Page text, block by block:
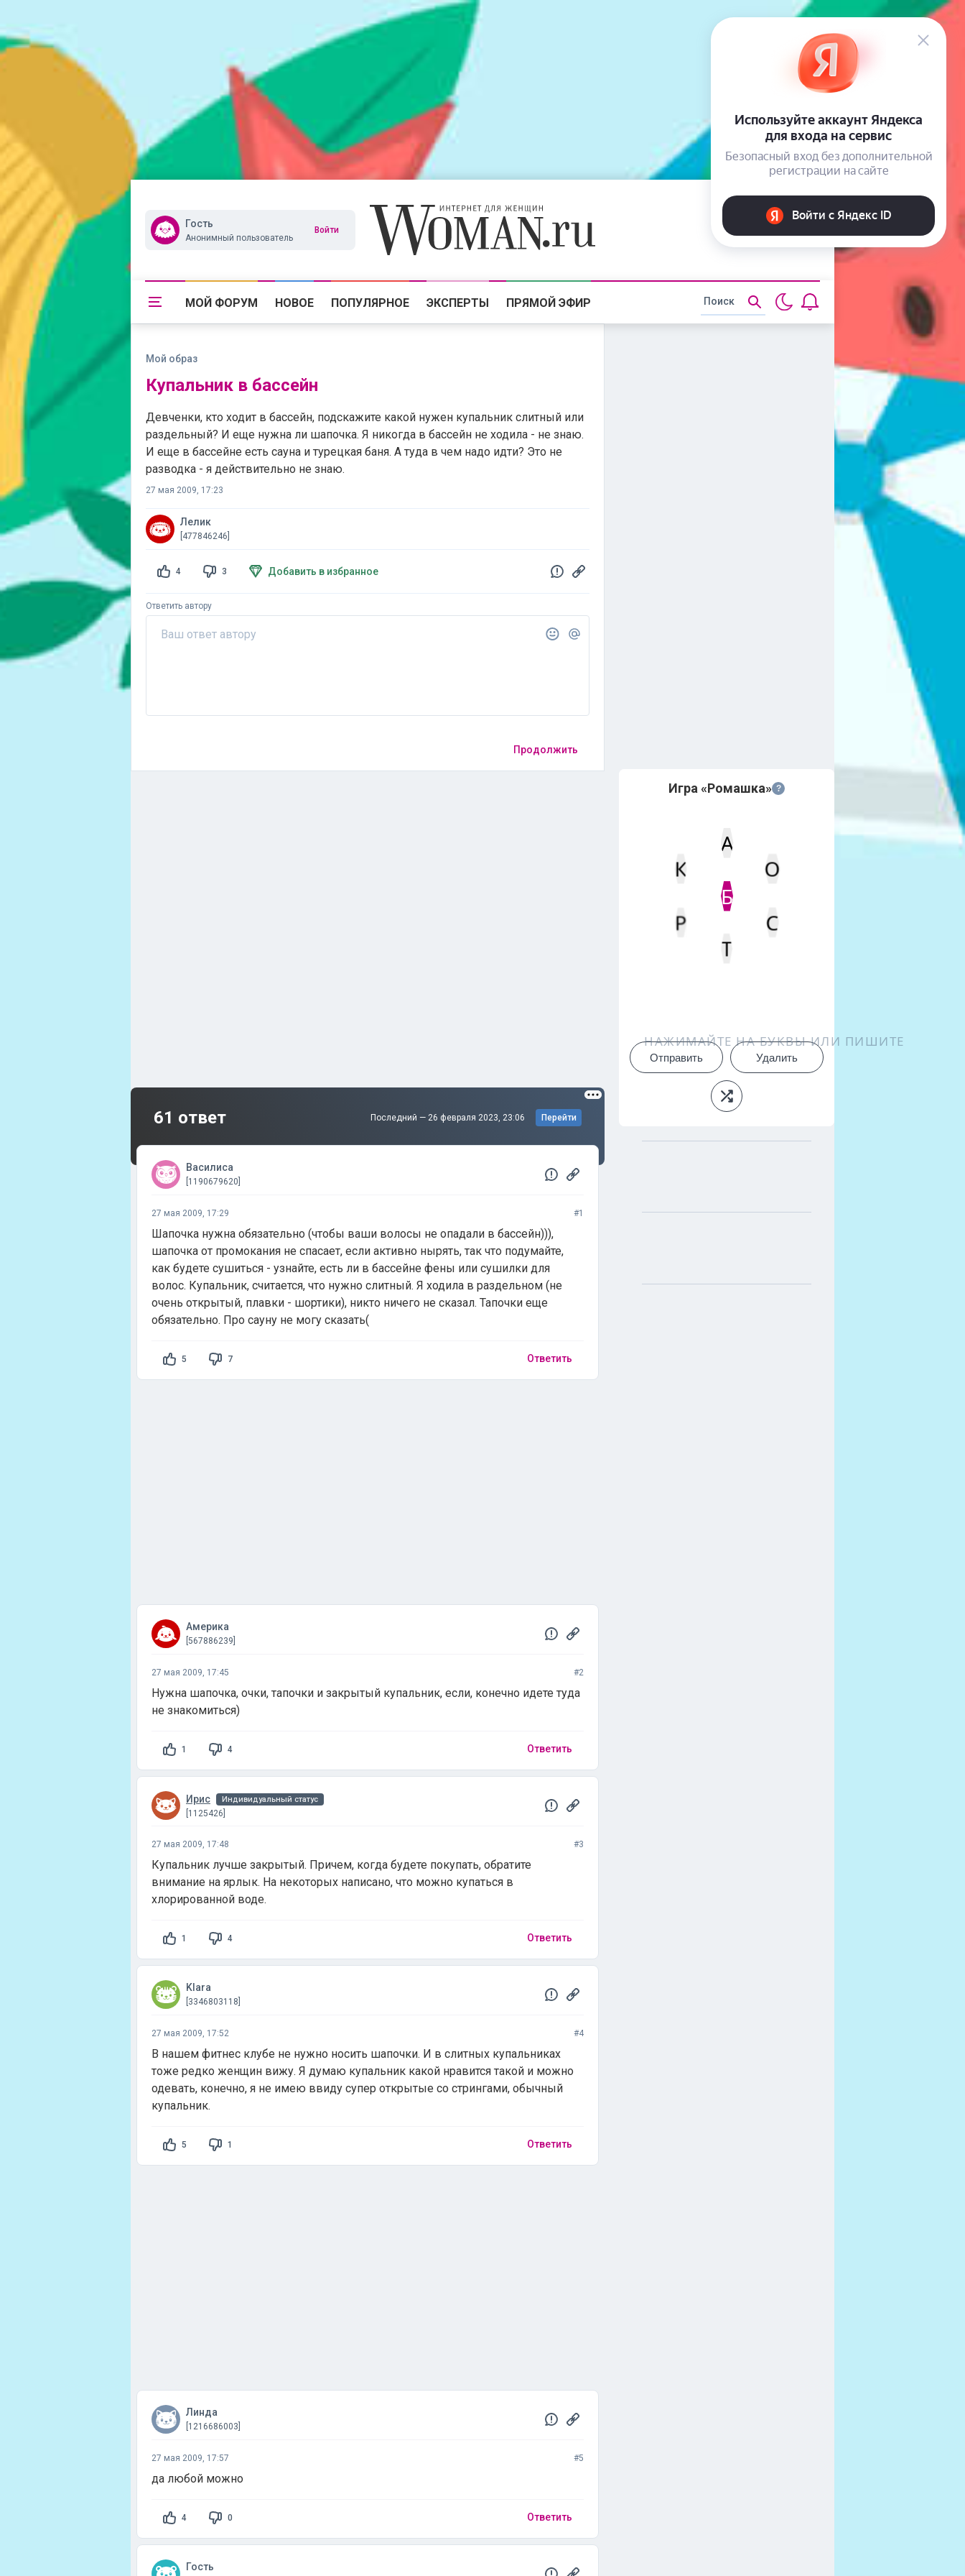
Гость
Анонимный пользователь
Войти
МОЙ ФОРУМ НОВОЕ ПОПУЛЯРНОЕ ЭКСПЕРТЫ ПРЯМОЙ ЭФИР
Мой образ
Купальник в бассейн
Девченки, кто ходит в бассейн, подскажите какой нужен купальник слитный или
раздельный? И еще нужна ли шапочка. Я никогда в бассейн не ходила - не знаю.
И еще в бассейне есть сауна и турецкая баня. А туда в чем надо идти? Это не
разводка - я действительно не знаю.
27 мая 2009, 17:23
Лелик
[477846246]
4 3 Добавить в избранное
Ответить автору
Продолжить
61 ответ Последний — 26 февраля 2023, 23:06 Перейти
Василиса
[1190679620]
27 мая 2009, 17:29 #1
Шапочка нужна обязательно (чтобы ваши волосы не опадали в бассейн))),
шапочка от промокания не спасает, если активно нырять, так что подумайте,
как будете сушиться - узнайте, есть ли в бассейне фены или сушилки для
волос. Купальник, считается, что нужно слитный. Я ходила в раздельном (не
очень открытый, плавки - шортики), никто ничего не сказал. Тапочки еще
обязательно. Про сауну не могу сказать(
5 7 Ответить
Америка
[567886239]
27 мая 2009, 17:45 #2
Нужна шапочка, очки, тапочки и закрытый купальник, если, конечно идете туда
не знакомиться)
1 4 Ответить
Ирис Индивидуальный статус
[1125426]
27 мая 2009, 17:48 #3
Купальник лучше закрытый. Причем, когда будете покупать, обратите
внимание на ярлык. На некоторых написано, что можно купаться в
хлорированной воде.
1 4 Ответить
Klara
[3346803118]
27 мая 2009, 17:52 #4
В нашем фитнес клубе не нужно носить шапочки. И в слитных купальниках
тоже редко женщин вижу. Я думаю купальник какой нравится такой и можно
одевать, конечно, я не имею ввиду супер открытые со стрингами, обычный
купальник.
5 1 Ответить
Линда
[1216686003]
27 мая 2009, 17:57 #5
да любой можно
4 0 Ответить
Гость
Игра «Ромашка» ?
Мин. кол-во очков
Б
А
К
О
Р
С
Т
НАЖИМАЙТЕ НА БУКВЫ ИЛИ ПИШИТЕ
Отправить Удалить